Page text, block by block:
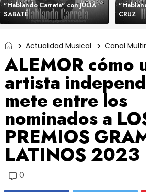
"Hablando Carreta" con JULIA
SABATÉ
CRUZ
Actualidad Musical Canal
ALEMOR cómo
artista
mete entre los
nominados a
PREMIOS
LATINOS 2023
0